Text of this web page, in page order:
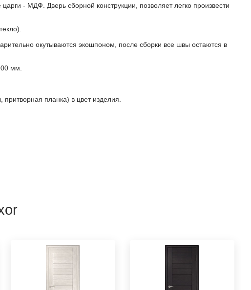
- МДФ. Дверь сборной конструкции, позволяет легко произвести
окутываются экошпоном, после сборки все швы остаются в
мм.
планка) в цвет изделия.